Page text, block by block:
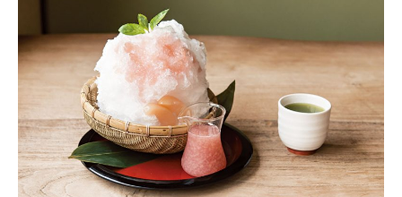
TRAVEL
どこ行く？
FORTUNE
明日のわたし
[12星座別] Weekly Holoscope